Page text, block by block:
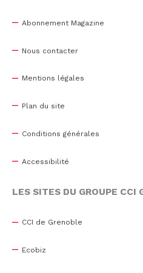
Abonnement Magazine
Nous contacter
Mentions légales
Plan du site
Conditions générales
Accessibilité
LES SITES DU GROUPE CCI
CCI de Grenoble
Ecobiz